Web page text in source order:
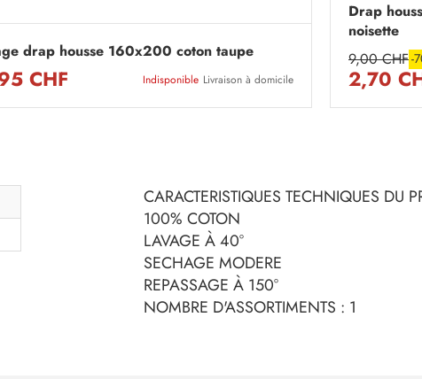
drap housse 160x200 coton taupe
CHF Indisponible Livraison à domicile
Drap
noisette
9,00 CHF-
2,70
CARACTERISTIQUES TECHNIQUES DU
100% COTON
LAVAGE À 40°
SECHAGE MODERE
REPASSAGE À 150°
NOMBRE D'ASSORTIMENTS : 1